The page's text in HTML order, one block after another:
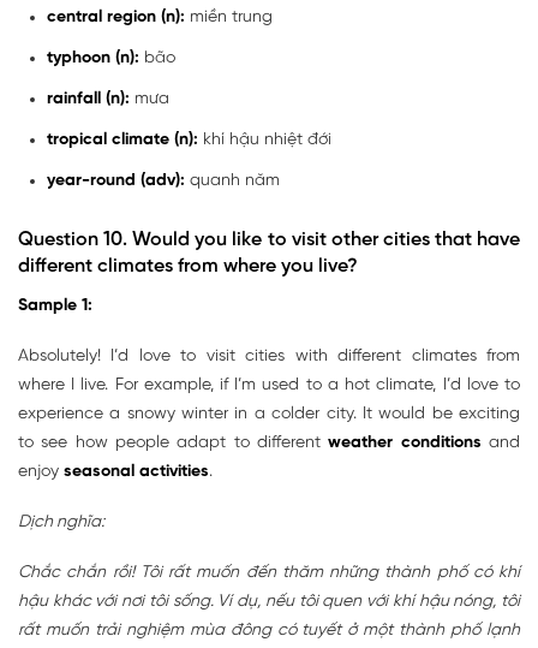
central region (n): miền trung
typhoon (n): bão
rainfall (n): mưa
tropical climate (n): khí hậu nhiệt đới
year-round (adv): quanh năm
Question 10.Would you like to visit other cities that have
different climates from where you live?
Sample 1:
Absolutely! I’d love to visit cities with different climates from
where I live. For example, if I’m used to a hot climate, I’d love to
experience a snowy winter in a colder city. It would be exciting
to see how people adapt to differentweather conditions and
enjoy seasonal activities.
Dịch nghĩa:
Chắc chắn rồi! Tôi rất muốn đến thăm những thành phố có khí
hậu khác với nơi tôi sống. Ví dụ, nếu tôi quen với khí hậu nóng, tôi
rất muốn trải nghiệm mùa đông có tuyết ở một thành phố lạnh